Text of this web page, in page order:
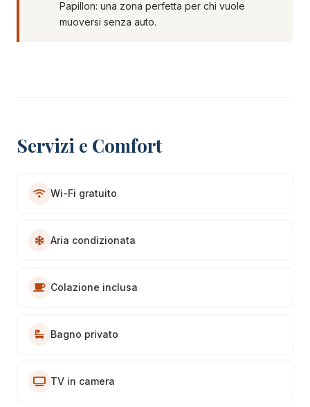
Papillon: una zona perfetta per chi vuole
muoversi senza auto.
Servizi e Comfort
Wi-Fi gratuito
Aria condizionata
Colazione inclusa
Bagno privato
TV in camera